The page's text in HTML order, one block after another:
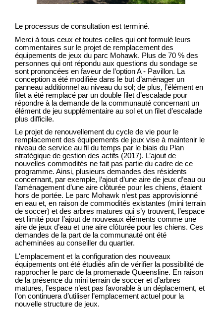
Le processus de consultation est terminé.
Merci à tous ceux et toutes celles qui ont formulé leurs
commentaires sur le projet de remplacement des
équipements de jeux du parc Mohawk. Plus de 70 % des
personnes qui ont répondu aux questions du sondage se
sont prononcées en faveur de l’option A - Pavillon. La
conception a été modifiée dans le but d’aménager un
panneau additionnel au niveau du sol; de plus, l’élément en
filet a été remplacé par un double filet d’escalade pour
répondre à la demande de la communauté concernant un
élément de jeu supplémentaire au sol et un filet d’escalade
plus difficile.
Le projet de renouvellement du cycle de vie pour le
remplacement des équipements de jeux vise à maintenir le
niveau de service au fil du temps par le biais du Plan
stratégique de gestion des actifs (2017). L’ajout de
nouvelles commodités ne fait pas partie du cadre de ce
programme. Ainsi, plusieurs demandes des résidents
concernant, par exemple, l’ajout d’une aire de jeux d’eau ou
l’aménagement d’une aire clôturée pour les chiens, étaient
hors de portée. Le parc Mohawk n’est pas approvisionné
en eau et, en raison de commodités existantes (mini terrain
de soccer) et des arbres matures qui s’y trouvent, l’espace
est limité pour l’ajout de nouveaux éléments comme une
aire de jeux d’eau et une aire clôturée pour les chiens. Ces
demandes de la part de la communauté ont été
acheminées au conseiller du quartier.
L'emplacement et la configuration des nouveaux
équipements ont été étudiés afin de vérifier la possibilité de
rapprocher le parc de la promenade Queensline. En raison
de la présence du mini terrain de soccer et d’arbres
matures, l’espace n’est pas favorable à un déplacement, et
l’on continuera d’utiliser l’emplacement actuel pour la
nouvelle structure de jeux.